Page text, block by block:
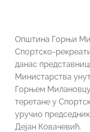
Општина Горњи
Спортско-
данас
Министарства
Горњем
теретане у
уручио
Дејан Ковачевић.